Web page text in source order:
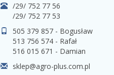
/29/ 752 77 56
/29/ 752 77 53
505 379 857 - Bogusław
513 756 574 - Rafał
516 015 671 - Damian
sklep@agro-plus.com.pl